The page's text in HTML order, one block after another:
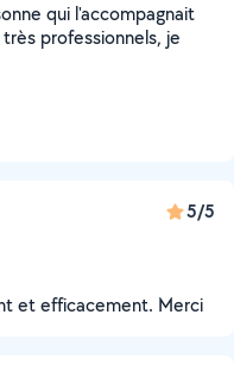
qui l'accompagnait
professionnels, je
5/5
et efficacement. Merci